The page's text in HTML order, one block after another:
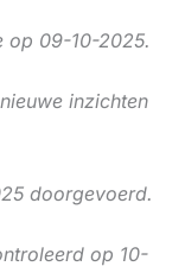
op 09-10-2025.
inzichten
doorgevoerd.
op 10-